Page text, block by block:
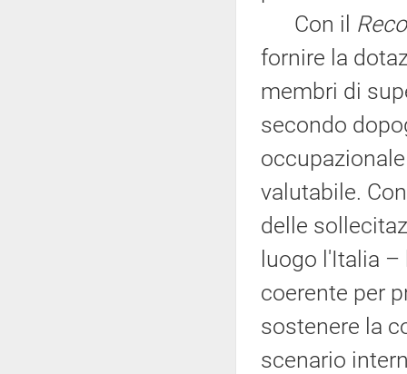
Con il
fornire la
membri di
secondo
valutabile.
delle
luogo l'Italia
coerente per
sostenere la
scenario